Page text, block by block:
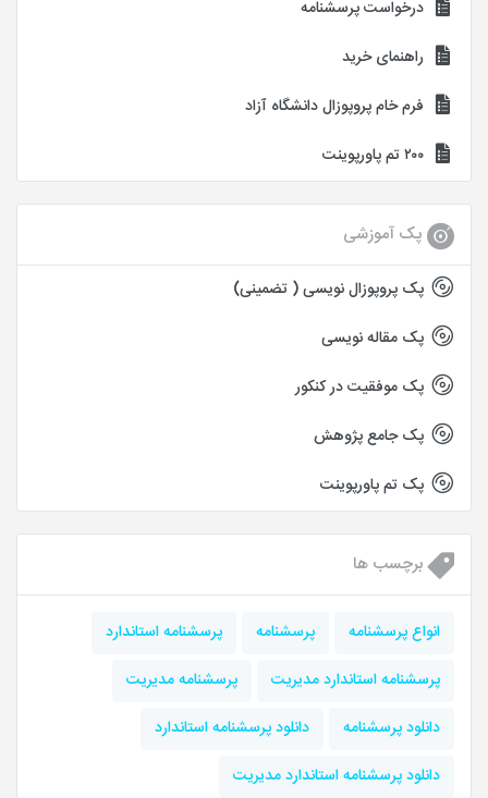
درخواست پرسشنامه
راهنمای خرید
فرم خام پروپوزال دانشگاه آزاد
۲۰۰ تم پاورپوینت
پک آموزشی
پک پروپوزال نویسی ( تضمینی)
پک مقاله نویسی
پک موفقیت در کنکور
پک جامع پژوهش
پک تم پاورپوینت
برچسب ها
انواع پرسشنامه پرسشنامه
پرسشنامه استاندارد
پرسشنامه استاندارد مدیریت
پرسشنامه مديريت
دانلود پرسشنامه
دانلود پرسشنامه استاندارد
دانلود پرسشنامه استاندارد مدیریت